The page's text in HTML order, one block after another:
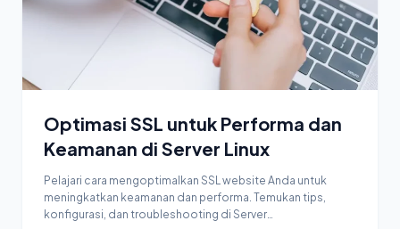
Optimasi SSL untuk Performa dan
Keamanan di Server Linux
Pelajari cara mengoptimalkan SSL website Anda untuk
meningkatkan keamanan dan performa. Temukan tips,
konfigurasi, dan troubleshooting di Server…